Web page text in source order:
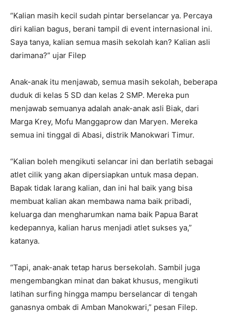
“Kalian masih kecil sudah pintar berselancar ya. Percaya
diri kalian bagus, berani tampil di event internasional ini.
Saya tanya, kalian semua masih sekolah kan? Kalian asli
darimana?” ujar Filep
Anak-anak itu menjawab, semua masih sekolah, beberapa
duduk di kelas 5 SD dan kelas 2 SMP. Mereka pun
menjawab semuanya adalah anak-anak asli Biak, dari
Marga Krey, Mofu Manggaprow dan Maryen. Mereka
semua ini tinggal di Abasi, distrik Manokwari Timur.
“Kalian boleh mengikuti selancar ini dan berlatih sebagai
atlet cilik yang akan dipersiapkan untuk masa depan.
Bapak tidak larang kalian, dan ini hal baik yang bisa
membuat kalian akan membawa nama baik pribadi,
keluarga dan mengharumkan nama baik Papua Barat
kedepannya, kalian harus menjadi atlet sukses ya,”
katanya.
“Tapi, anak-anak tetap harus bersekolah. Sambil juga
mengembangkan minat dan bakat khusus, mengikuti
latihan surfing hingga mampu berselancar di tengah
ganasnya ombak di Amban Manokwari,” pesan Filep.